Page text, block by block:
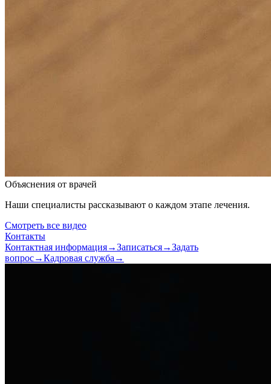
Объяснения от врачей
Наши специалисты рассказывают о каждом этапе лечения.
Смотреть все видео
Контакты
Контактная информация→Записаться→Задать
вопрос→Кадровая служба →